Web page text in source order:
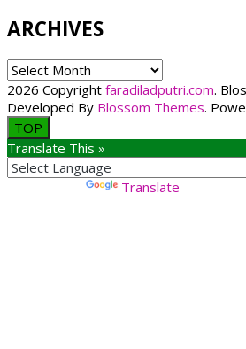
ARCHIVES
ARCHIVES
2026 Copyright faradiladputri.com.
Developed By Blossom Themes.
TOP
Translate This »
Translate